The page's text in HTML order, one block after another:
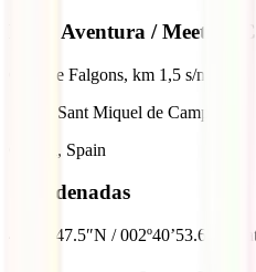
Fang Aventura / Meeting
Ctra. de Falgons, km 1,5 s/n
17831 Sant Miquel de Campmajor
Girona, Spain
Coordenadas
42º06’47.5″N / 002º40’53.6″E